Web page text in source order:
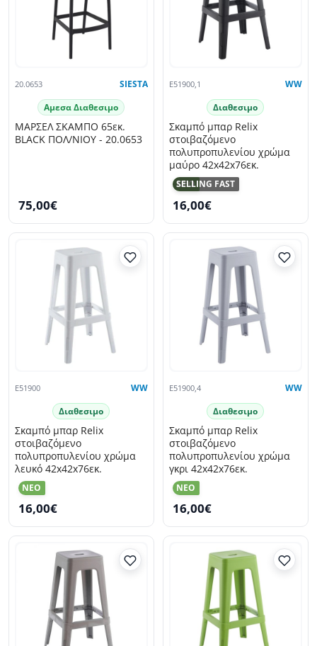
20.0653 SIESTA
Αμεσα Διαθεσιμο
ΜΑΡΣΕΛ ΣΚΑΜΠΟ 65εκ.
BLACK ΠΟΛ/ΝΙΟΥ - 20.0653
75,00€
NEO
SELLING FAST
E51900,1 WW
Διαθεσιμο
Σκαμπό μπαρ Relix
στοιβαζόμενο
πολυπροπυλενίου χρώμα
μαύρο 42x42x76εκ.
16,00€
NEO
E51900 WW
Διαθεσιμο
Σκαμπό μπαρ Relix
στοιβαζόμενο
πολυπροπυλενίου χρώμα
λευκό 42x42x76εκ.
16,00€
NEO
E51900,4 WW
Διαθεσιμο
Σκαμπό μπαρ Relix
στοιβαζόμενο
πολυπροπυλενίου χρώμα
γκρι 42x42x76εκ.
16,00€